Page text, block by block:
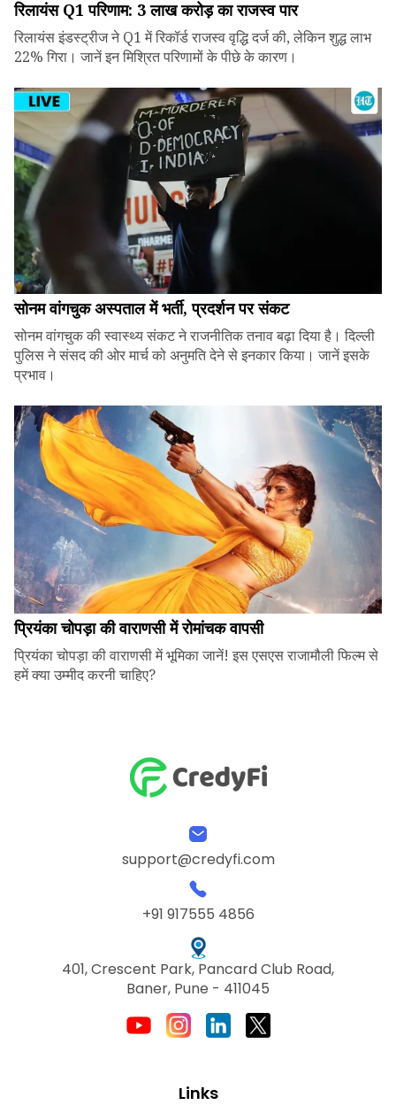
रिलायंस Q1 परिणाम: ₹3 लाख करोड़ का राजस्व पार
रिलायंस इंडस्ट्रीज ने Q1 में रिकॉर्ड राजस्व वृद्धि दर्ज की, लेकिन शुद्ध लाभ
22% गिरा। जानें इन मिश्रित परिणामों के पीछे के कारण।
सोनम वांगचुक अस्पताल में भर्ती, प्रदर्शन पर संकट
सोनम वांगचुक की स्वास्थ्य संकट ने राजनीतिक तनाव बढ़ा दिया है। दिल्ली
पुलिस ने संसद की ओर मार्च को अनुमति देने से इनकार किया। जानें इसके
प्रभाव।
प्रियंका चोपड़ा की वाराणसी में रोमांचक वापसी
प्रियंका चोपड़ा की वाराणसी में भूमिका जानें! इस एसएस राजामौली फिल्म से
हमें क्या उम्मीद करनी चाहिए?
support@credyfi.com
+91 917555 4856
401, Crescent Park, Pancard Club Road,
Baner, Pune - 411045
Links